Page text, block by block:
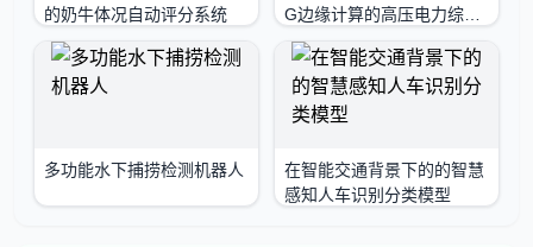
的奶牛体况自动评分系统
G边缘计算的高压电力综合
巡
多功能水下捕捞检测机器人
在智能交通背景下的的智慧
感知人车识别分类模型